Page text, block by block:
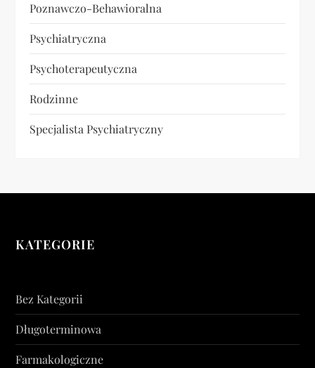
Poznawczo-Behawioralna
Psychiatryczna
Psychoterapeutyczna
Rodzinne
Specjalista Psychiatryczny
KATEGORIE
Bez Kategorii
Długoterminowa
Farmakologiczne